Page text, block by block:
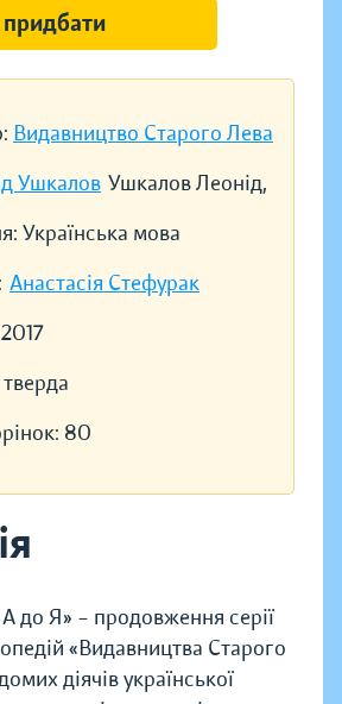
Видавництво Старого Лева
Ушкалов Ушкалов Леонід,
Українська мова
Анастасія Стефурак
2017
тверда
80
до Я» – продовження серії
«Видавництва Старого
діячів української